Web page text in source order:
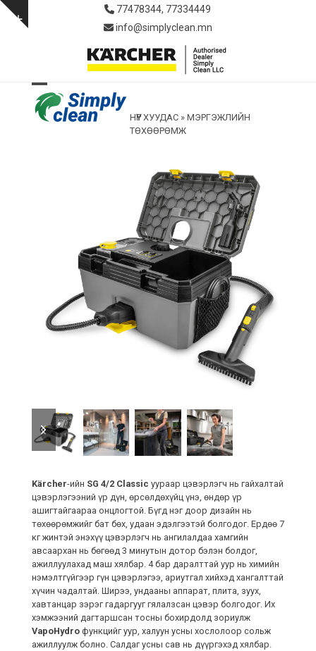
Skip
Show
77478344, 77334449
info@simplyclean.mn
Open
mobile
Close
mobile
НҮҮР ХУУДАС» МЭРГЭЖЛИЙН
ТӨХӨӨРӨМЖ
previous
slide
next
slide
Kärcher-ийн SG 4/2 Classic уураар цэвэрлэгч нь гайхалтай
цэвэрлэгээний үр дүн, өрсөлдөхүйц үнэ, өндөр үр
ашигтайгаараа онцлогтой. Бүгд нэг доор дизайн нь
төхөөрөмжийг бат бөх, удаан эдэлгээтэй болгодог. Ердөө 7
кг жинтэй энэхүү цэвэрлэгч нь ангилалдаа хамгийн
авсаархан нь бөгөөд 3 минутын дотор бэлэн болдог,
ажиллуулахад маш хялбар. 4 бар даралттай уур нь химийн
нэмэлтгүйгээр гүн цэвэрлэгээ, ариутгал хийхэд хангалттай
хүчин чадалтай. Ширээ, ундааны аппарат, плита, зуух,
хавтанцар зэрэг гадаргууг гялалзсан цэвэр болгодог. Их
хэмжээний дагтаршсан тосны бохирдолд зориулж
VapoHydroфункцийг уур, халуун усны хослолоор сольж
ажиллуулж болно. Салдаг усны сав нь дүүргэхэд хялбар.